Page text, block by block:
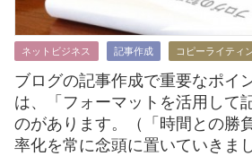
ネットビジネス 記事作成 コピーライティ
ブログの記事作成で重要なポイ
は、「フォーマットを活用して
のがあります。（「時間との勝
率化を常に念頭に置いていきま